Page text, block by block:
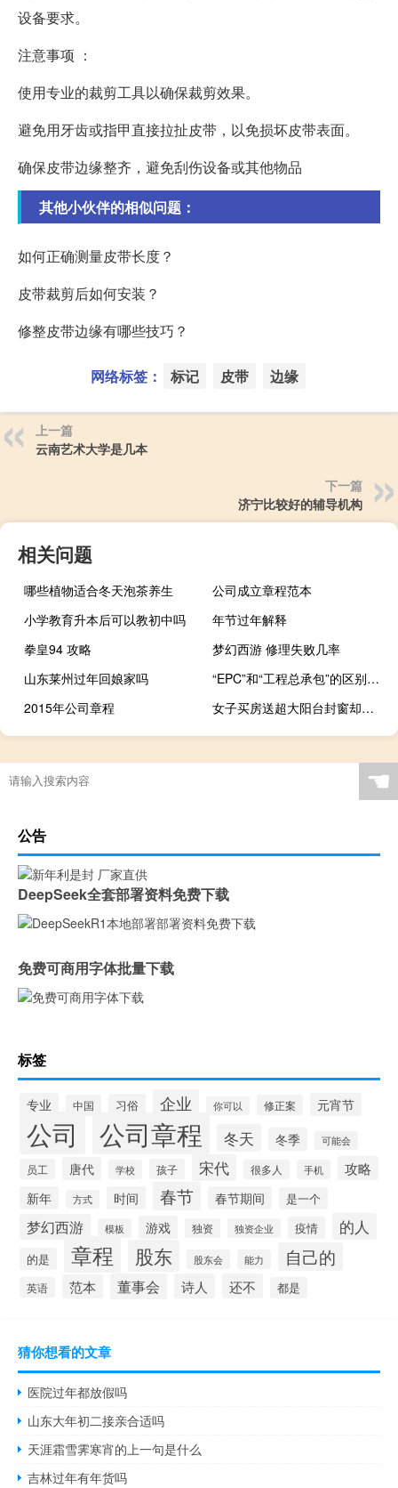
设备要求。
注意事项 ：
使用专业的裁剪工具以确保裁剪效果。
避免用牙齿或指甲直接拉扯皮带，以免损坏皮带表面。
确保皮带边缘整齐，避免刮伤设备或其他物品
其他小伙伴的相似问题：
如何正确测量皮带长度？
皮带裁剪后如何安装？
修整皮带边缘有哪些技巧？
网络标签： 标记 皮带 边缘
上一篇
云南艺术大学是几本
下一篇
济宁比较好的辅导机构
相关问题
哪些植物适合冬天泡茶养生
公司成立章程范本
小学教育升本后可以教初中吗
年节过年解释
拳皇94 攻略
梦幻西游 修理失败几率
山东莱州过年回娘家吗
“EPC”和“工程总承包”的区别是什么
2015年公司章程
女子买房送超大阳台封窗却要20多万 女儿出首付母亲买房后把产权给儿子
☚
公告
DeepSeek全套部署资料免费下载
免费可商用字体批量下载
标签
专业 中国 习俗 企业 你可以 修正案 元宵节
公司 公司章程 冬天 冬季 可能会
员工 唐代 学校 孩子 宋代 很多人 手机 攻略
新年 方式 时间 春节 春节期间 是一个
梦幻西游 模板 游戏 独资 独资企业 疫情 的人
的是 章程 股东 股东会 能力 自己的
英语 范本 董事会 诗人 还不 都是
猜你想看的文章
医院过年都放假吗
山东大年初二接亲合适吗
天涯霜雪霁寒宵的上一句是什么
吉林过年有年货吗